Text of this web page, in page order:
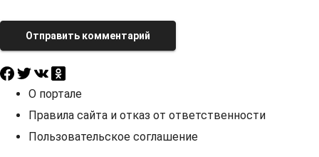
Отправить комментарий
О портале
Правила сайта и отказ от ответственности
Пользовательское соглашение